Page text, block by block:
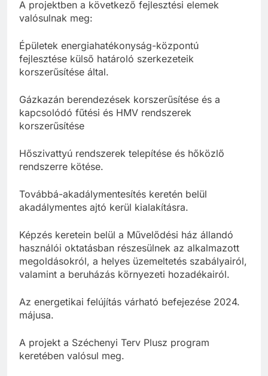
A projektben a következő fejlesztési elemek
valósulnak meg:
Épületek energiahatékonyság-központú
fejlesztése külső határoló szerkezeteik
korszerűsítése által.
Gázkazán berendezések korszerűsítése és a
kapcsolódó fűtési és HMV rendszerek
korszerűsítése
Hőszivattyú rendszerek telepítése és hőközlő
rendszerre kötése.
Továbbá-akadálymentesítés keretén belül
akadálymentes ajtó kerül kialakításra.
Képzés keretein belül a Művelődési ház állandó
használói oktatásban részesülnek az alkalmazott
megoldásokról, a helyes üzemeltetés szabályairól,
valamint a beruházás környezeti hozadékairól.
Az energetikai felújítás várható befejezése 2024.
májusa.
A projekt a Széchenyi Terv Plusz program
keretében valósul meg.